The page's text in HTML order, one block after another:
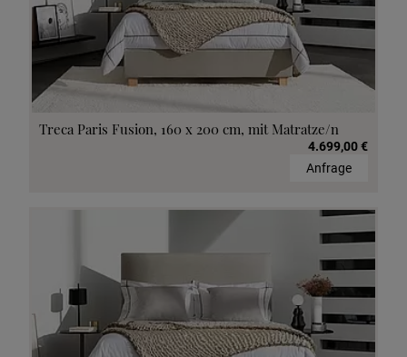
Treca Paris Fusion, 160 x 200 cm, mit Matratze/n
4.699,00 €
Anfrage